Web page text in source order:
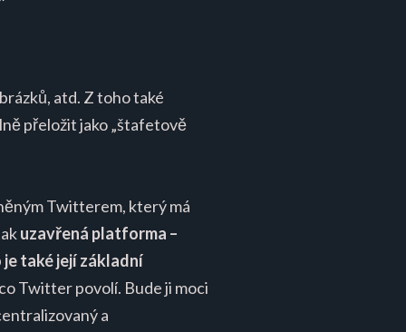
atd. Z toho také
přeložit jako „štafetově
Twitterem, který má
uzavřená platforma –
také její základní
Twitter povolí. Bude ji moci
a